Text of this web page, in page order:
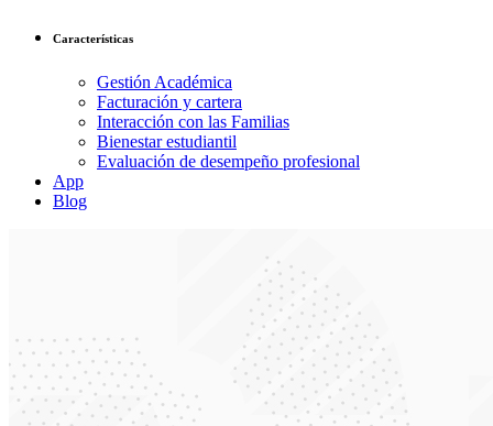
Características
Gestión Académica
Facturación y cartera
Interacción con las Familias
Bienestar estudiantil
Evaluación de desempeño profesional
App
Blog